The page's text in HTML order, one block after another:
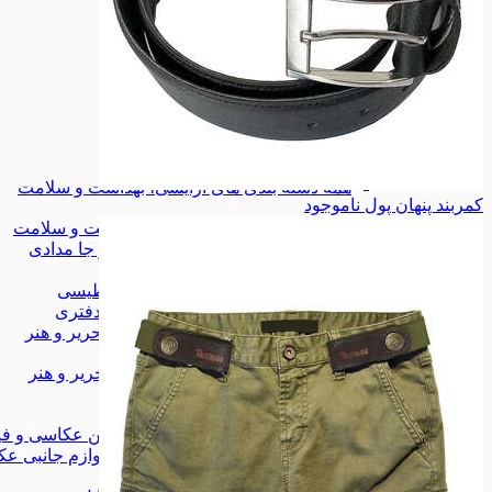
کیف
کیف کمری
همه دسته بندی های مد و پوشاک
مد و پوشاک مد و پوشاک
لوازم آرایشی
لوازم آرایشی
تجهیزات آرایشی
همه دسته بندی های آرایشی، بهداشت و سلامت
آرایشی، بهداشت و سلامت
کیف، کوله و جا مدادی
وایت برد مغناطیسی
لوازم اداری و دفتری لوازم اداری و دفتری
همه دسته بندی های کتاب، لوازم التحریر و هنر
کتاب، لوازم التحریر و هنر کتاب، لوازم التحریر و هنر
شاخه‌ی جدید شاخه‌ی جدید
دوربین عکاسی و فیلم برداری دوربین عکاسی و
لوازم جانبی عکاسی و فیلمبرداری
لوازم جانبی
موبایل موبایل
کمربند پنهان پول ناموجود